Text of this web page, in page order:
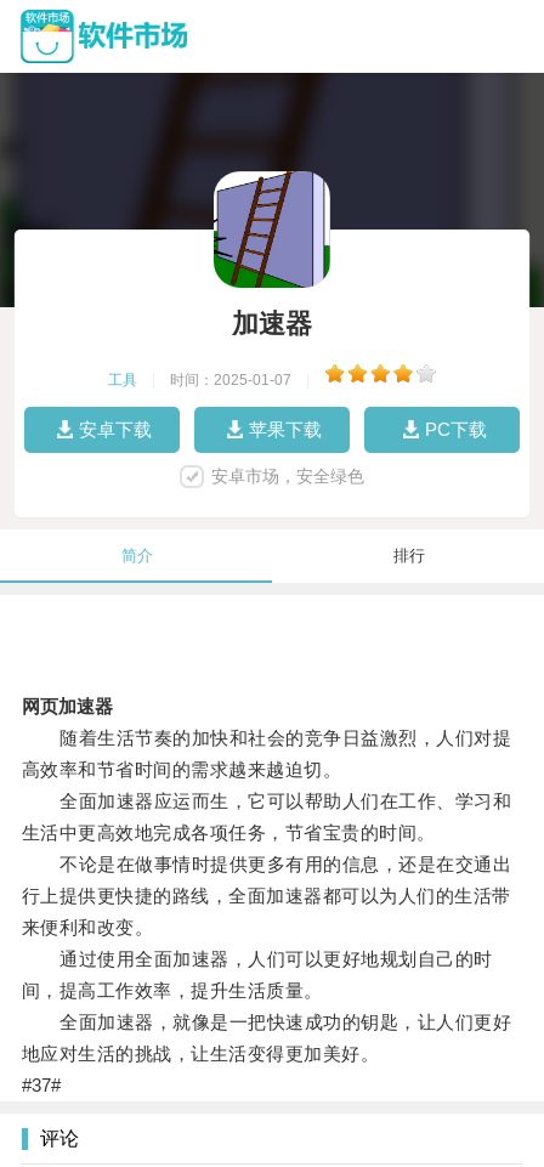
加速器
工具 时间：2025-01-07
安卓下载 苹果下载 PC下载
安卓市场，安全绿色
简介 排行
网页加速器
随着生活节奏的加快和社会的竞争日益激烈，人们对提
高效率和节省时间的需求越来越迫切。
全面加速器应运而生，它可以帮助人们在工作、学习和
生活中更高效地完成各项任务，节省宝贵的时间。
不论是在做事情时提供更多有用的信息，还是在交通出
行上提供更快捷的路线，全面加速器都可以为人们的生活带
来便利和改变。
通过使用全面加速器，人们可以更好地规划自己的时
间，提高工作效率，提升生活质量。
全面加速器，就像是一把快速成功的钥匙，让人们更好
地应对生活的挑战，让生活变得更加美好。
#37#
评论